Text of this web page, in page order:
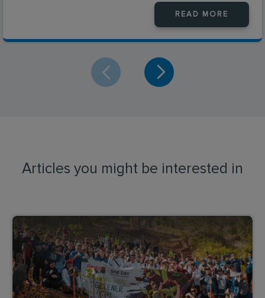
READ MORE
Articles you might be interested in